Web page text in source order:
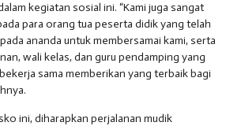
kegiatan sosial ini. “Kami juga sangat
para orang tua peserta didik yang telah
ananda untuk membersamai kami, serta
wali kelas, dan guru pendamping yang
sama memberikan yang terbaik bagi
ini, diharapkan perjalanan mudik